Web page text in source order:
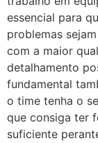
essencial para
problemas
com a maior
detalhamento
fundamental
o time tenha o
que consiga ter
suficiente